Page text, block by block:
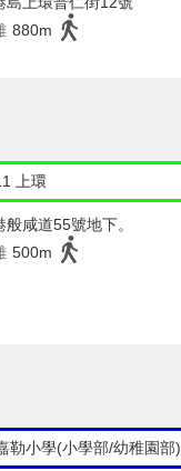
880m
上環
般咸道55號地下。
500m
勒小學(小學部/幼稚園部)